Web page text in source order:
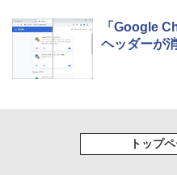
「Google
ヘッダーが
トップ